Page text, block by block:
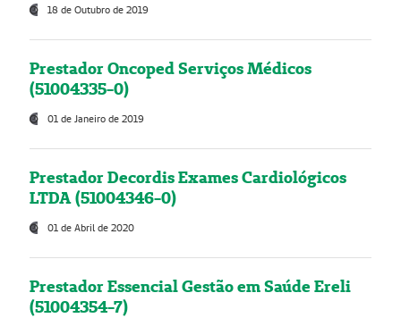
18 de Outubro de 2019
Prestador Oncoped Serviços Médicos
(51004335-0)
01 de Janeiro de 2019
Prestador Decordis Exames Cardiológicos
LTDA (51004346-0)
01 de Abril de 2020
Prestador Essencial Gestão em Saúde Ereli
(51004354-7)